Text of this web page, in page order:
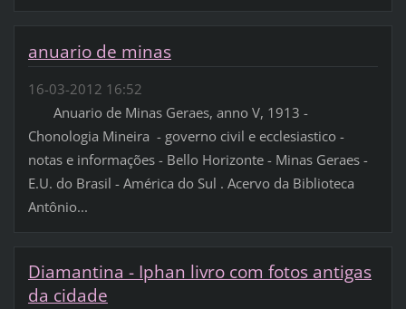
anuario de minas
16-03-2012 16:52
Anuario de Minas Geraes, anno V, 1913 -
Chonologia Mineira - governo civil e ecclesiastico -
notas e informações - Bello Horizonte - Minas Geraes -
E.U. do Brasil - América do Sul . Acervo da Biblioteca
Antônio...
Diamantina - Iphan livro com fotos antigas
da cidade